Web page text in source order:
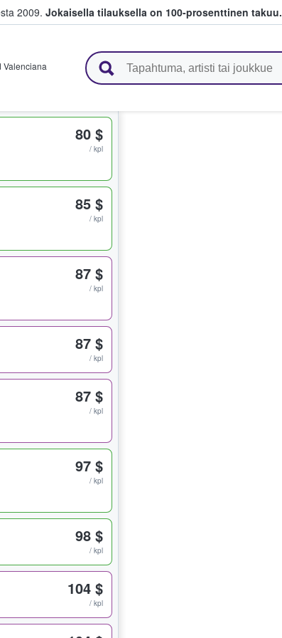
2009. Jokaisella tilauksella on 100-prosenttinen takuu.
Valenciana
80 $
/ kpl
85 $
/ kpl
87 $
/ kpl
87 $
/ kpl
87 $
/ kpl
97 $
/ kpl
98 $
/ kpl
104 $
/ kpl